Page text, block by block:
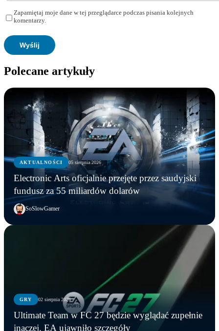
Zapamiętaj moje dane w tej przeglądarce podczas pisania kolejnych
komentarzy.
Polecane artykuły
AKTUALNOŚCI 05 sierpnia 2026
Electronic Arts oficjalnie przejęte przez saudyjski
fundusz za 55 miliardów dolarów
SoSlowGamer
GRY 02 sierpnia 2026
Ultimate Team w FC 27 będzie wyglądać zupełnie
inaczej. EA ujawniło szczegóły